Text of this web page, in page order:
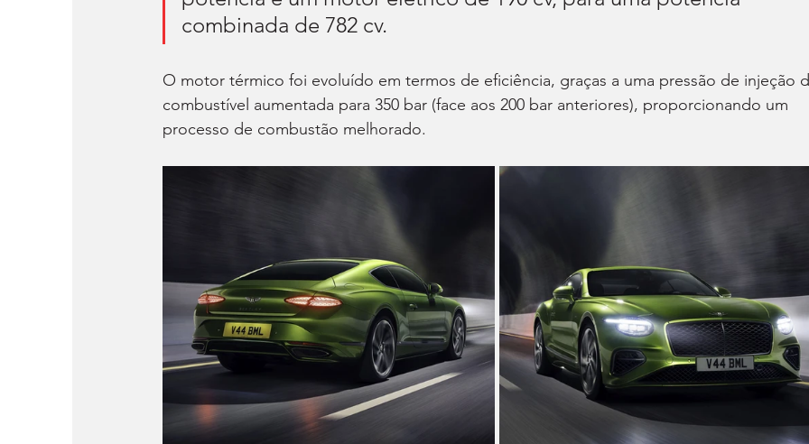
combinada de 782 cv.
O motor térmico foi evoluído em termos de eficiência, graças a uma pressão de injeção
combustível aumentada para 350 bar (face aos 200 bar anteriores), proporcionando um
processo de combustão melhorado.